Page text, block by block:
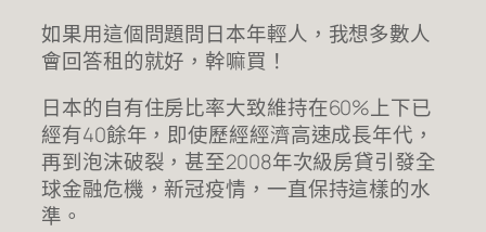
如果用這個問題問日本年輕人，我想多數人
會回答租的就好，幹嘛買！
日本的自有住房比率大致維持在60%上下已
經有40餘年，即使歷經經濟高速成長年代，
再到泡沫破裂，甚至2008年次級房貸引發全
球金融危機，新冠疫情，一直保持這樣的水
準。